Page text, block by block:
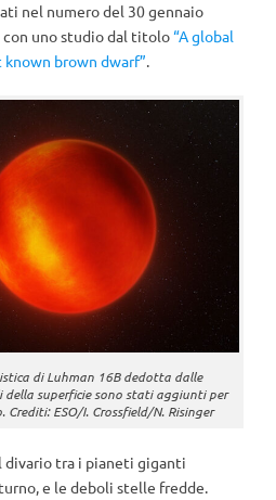
nel numero del 30 gennaio
uno studio dal titolo“A global
brown dwarf”.
di Luhman 16B dedotta dalle
della superficie sono stati aggiunti per
ESO/I. Crossfield/N. Risinger
divario tra i pianeti giganti
e le deboli stelle fredde.